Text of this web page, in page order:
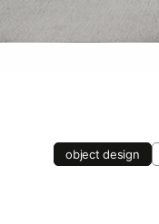
object design